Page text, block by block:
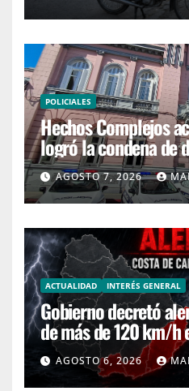
POLICIALES
Hechos Complejos
logró la condena de
AGOSTO 7, 2026
ACTUALIDAD INTERÉS GENERAL
Gobierno decretó
de más de 120 km/h
Canelones,
AGOSTO 6, 2026